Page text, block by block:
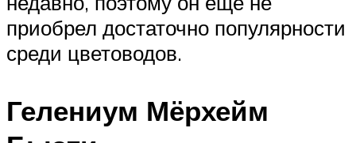
приобрел достаточно популярности
среди цветоводов.
Гелениум Мёрхейм